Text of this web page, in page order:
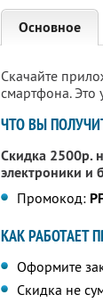
Основное
Скачайте
смартфона. Это
ЧТО ВЫ
Скидка 2500р.
электроники и
Промокод:
КАК РАБОТАЕТ
Оформите
Скидка не